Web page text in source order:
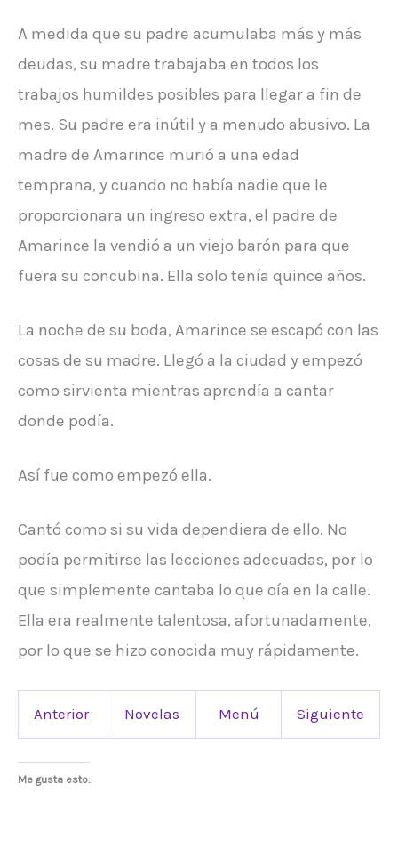
A medida que su padre acumulaba más y más
deudas, su madre trabajaba en todos los
trabajos humildes posibles para llegar a fin de
mes. Su padre era inútil y a menudo abusivo. La
madre de Amarince murió a una edad
temprana, y cuando no había nadie que le
proporcionara un ingreso extra, el padre de
Amarince la vendió a un viejo barón para que
fuera su concubina. Ella solo tenía quince años.
La noche de su boda, Amarince se escapó con las
cosas de su madre. Llegó a la ciudad y empezó
como sirvienta mientras aprendía a cantar
donde podía.
Así fue como empezó ella.
Cantó como si su vida dependiera de ello. No
podía permitirse las lecciones adecuadas, por lo
que simplemente cantaba lo que oía en la calle.
Ella era realmente talentosa, afortunadamente,
por lo que se hizo conocida muy rápidamente.
Anterior Novelas Menú Siguiente
Me gusta esto: